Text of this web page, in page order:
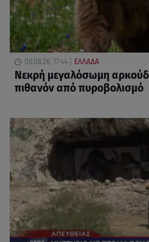
08.08.26, 17:44 ΕΛΛΑΔΑ
Νεκρή μεγαλόσωμη
πιθανόν από πυροβολισμό